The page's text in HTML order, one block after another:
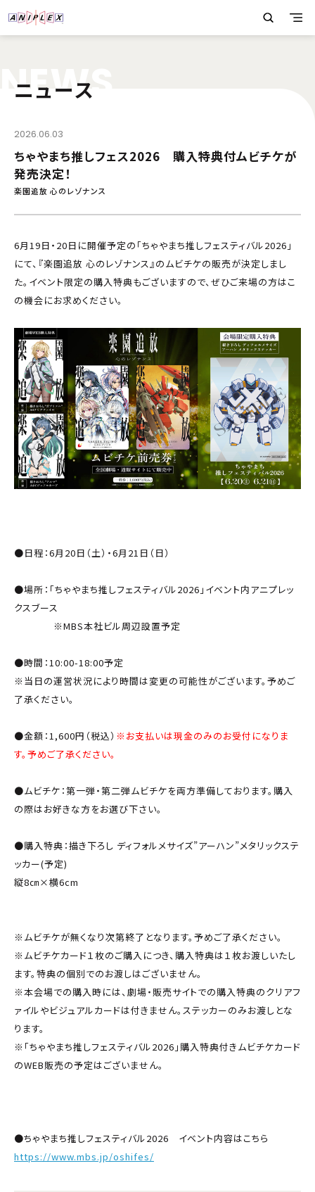
NEWS
ニュース
2026.06.03
ちゃやまち推しフェス2026 購入特典付ムビチケが
発売決定！
楽園追放 心のレゾナンス
6月19日・20日に開催予定の「ちゃやまち推しフェスティバル2026」
にて、『楽園追放 心のレゾナンス』のムビチケの販売が決定しまし
た。イベント限定の購入特典もございますので、ぜひご来場の方はこ
の機会にお求めください。
●日程：6月20日（土）・6月21日（日）
●場所：「ちゃやまち推しフェスティバル2026」イベント内アニプレッ
クスブース
※MBS本社ビル周辺設置予定
●時間：10:00-18:00予定
※当日の運営状況により時間は変更の可能性がございます。予めご
了承ください。
●金額：1,600円（税込） ※お支払いは現金のみのお受付になりま
す。予めご了承ください。
●ムビチケ：第一弾・第二弾ムビチケを両方準備しております。購入
の際はお好きな方をお選び下さい。
●購入特典：描き下ろし ディフォルメサイズ”アーハン”メタリックステ
ッカー(予定)
縦8㎝×横6cm
※ムビチケが無くなり次第終了となります。予めご了承ください。
※ムビチケカード１枚のご購入につき、購入特典は１枚お渡しいたし
ます。特典の個別でのお渡しはございません。
※本会場での購入時には、劇場・販売サイトでの購入特典のクリアフ
ァイルやビジュアルカードは付きません。ステッカーのみお渡しとな
ります。
※「ちゃやまち推しフェスティバル2026」購入特典付きムビチケカード
のWEB販売の予定はございません。
●ちゃやまち推しフェスティバル2026 イベント内容はこちら
https://www.mbs.jp/oshifes/